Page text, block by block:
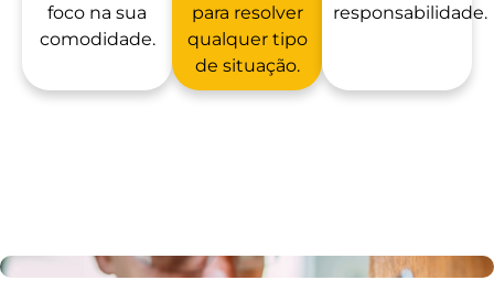
foco na sua
comodidade.
para resolver
qualquer tipo
de situação.
responsabilidade.